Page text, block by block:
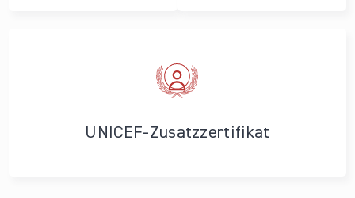
UNICEF-Zusatzzertifikat